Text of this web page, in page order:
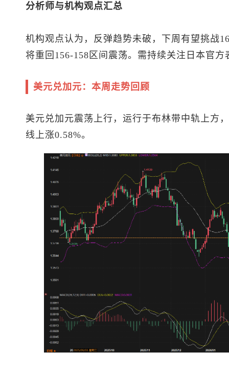
分析师与机构观点汇总
机构观点认为，反弹趋势未破，下周有望挑战
将重回156-158区间震荡。需持续关注日本官
美元兑加元 ：本周走势回顾
美元兑加元震荡上行，运行于布林带中轨上方
线上涨0.58%。